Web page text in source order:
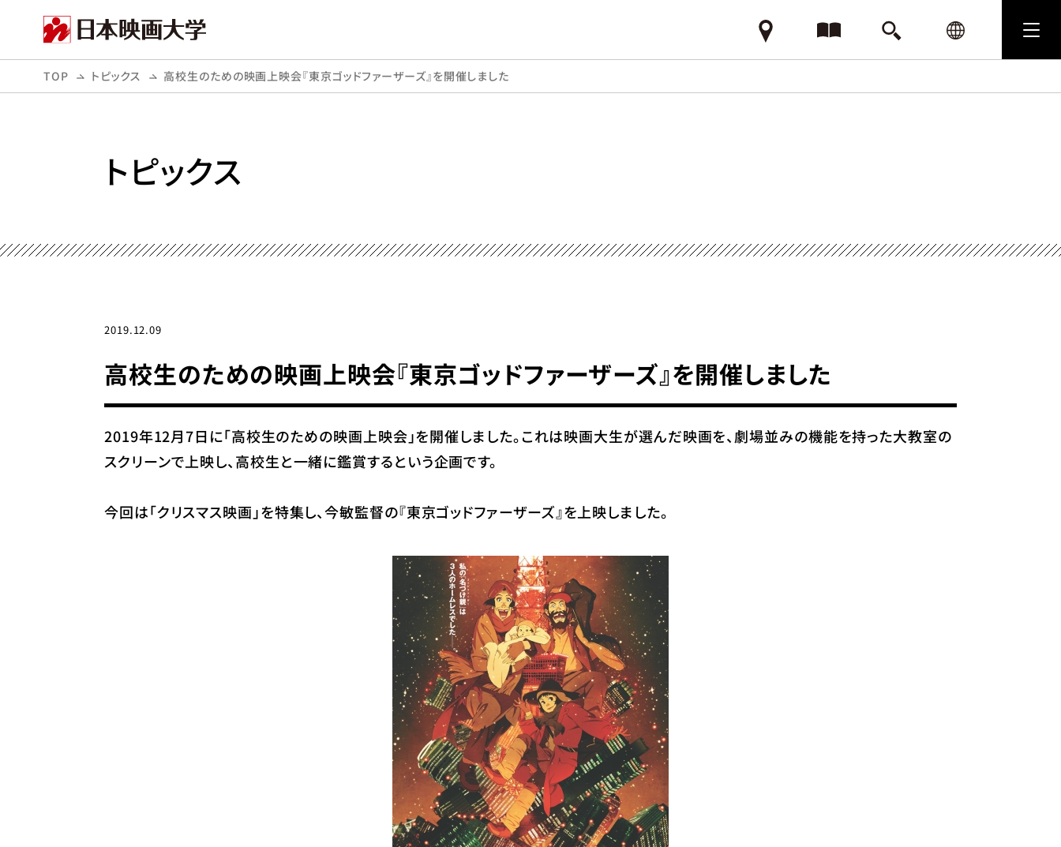
TOP トピックス 高校生のための映画上映会『東京ゴッドファーザーズ』を開催しました
トピックス
2019.12.09
高校生のための映画上映会『東京ゴッドファーザーズ』を開催しました
2019年12月7日に「高校生のための映画上映会」を開催しました。これは映画大生が選んだ映画を、劇場並みの機能を持った大教室の
スクリーンで上映し、高校生と一緒に鑑賞するという企画です。
今回は「クリスマス映画」を特集し、今敏監督の『東京ゴッドファーザーズ』を上映しました。